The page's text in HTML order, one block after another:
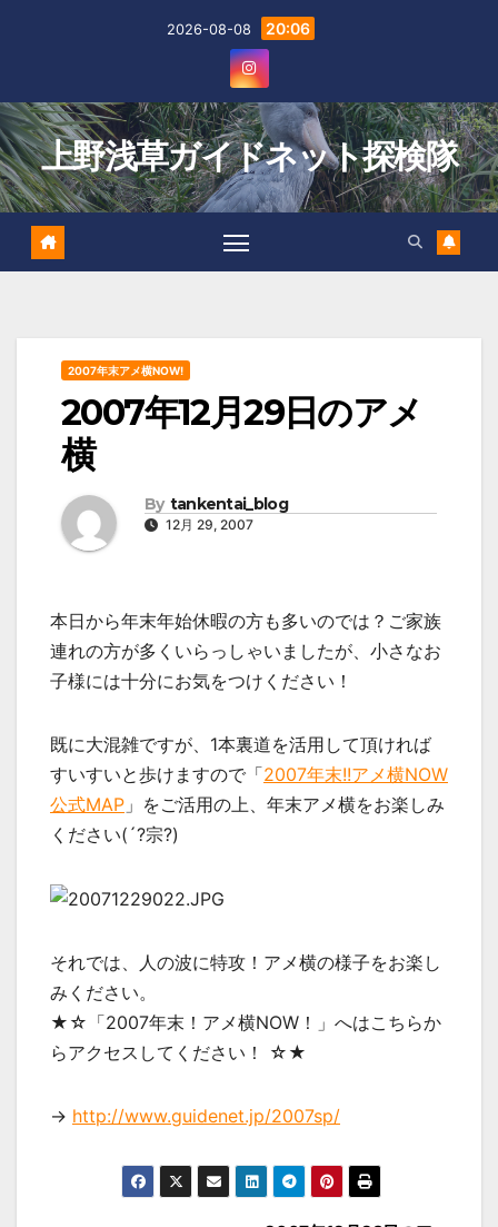
2026-08-08 20:06
上野浅草ガイドネット探検隊
2007年末アメ横NOW!
2007年12月29日のアメ
横
By tankentai_blog
12月 29, 2007
本日から年末年始休暇の方も多いのでは？ご家族
連れの方が多くいらっしゃいましたが、小さなお
子様には十分にお気をつけください！
既に大混雑ですが、1本裏道を活用して頂ければ
すいすいと歩けますので「2007年末!!アメ横NOW
公式MAP 」をご活用の上、年末アメ横をお楽しみ
ください(´?宗?)
それでは、人の波に特攻！アメ横の様子をお楽し
みください。
★☆「2007年末！アメ横NOW！」へはこちらか
らアクセスしてください！ ☆★
→ http://www.guidenet.jp/2007sp/